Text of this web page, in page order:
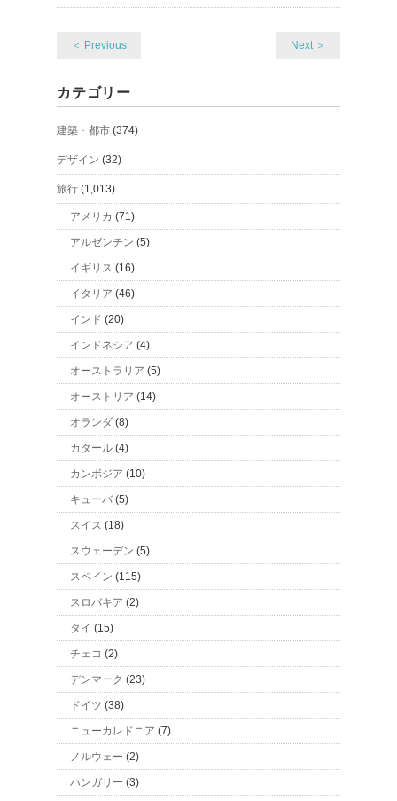
＜ Previous Next ＞
カテゴリー
建築・都市 (374)
デザイン (32)
旅行 (1,013)
アメリカ (71)
アルゼンチン (5)
イギリス (16)
イタリア (46)
インド (20)
インドネシア (4)
オーストラリア (5)
オーストリア (14)
オランダ (8)
カタール (4)
カンボジア (10)
キューバ (5)
スイス (18)
スウェーデン (5)
スペイン (115)
スロバキア (2)
タイ (15)
チェコ (2)
デンマーク (23)
ドイツ (38)
ニューカレドニア (7)
ノルウェー (2)
ハンガリー (3)